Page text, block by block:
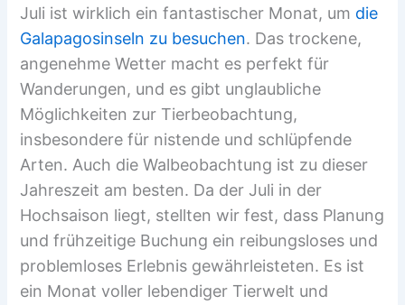
Juli ist wirklich ein fantastischer Monat, um die
Galapagosinseln zu besuchen. Das trockene,
angenehme Wetter macht es perfekt für
Wanderungen, und es gibt unglaubliche
Möglichkeiten zur Tierbeobachtung,
insbesondere für nistende und schlüpfende
Arten. Auch die Walbeobachtung ist zu dieser
Jahreszeit am besten. Da der Juli in der
Hochsaison liegt, stellten wir fest, dass Planung
und frühzeitige Buchung ein reibungsloses und
problemloses Erlebnis gewährleisteten. Es ist
ein Monat voller lebendiger Tierwelt und